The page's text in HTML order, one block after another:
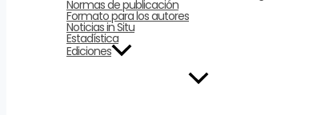
Normas de publicación
Formato para los autores
Noticias in Situ
Estadística
Ediciones